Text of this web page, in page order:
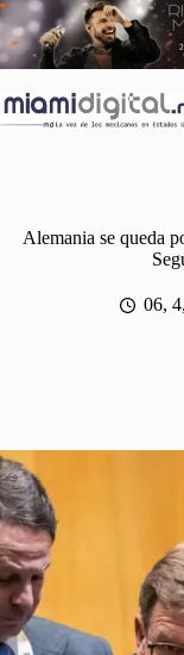
Saltar
al
contenido
Alemania se queda
06,